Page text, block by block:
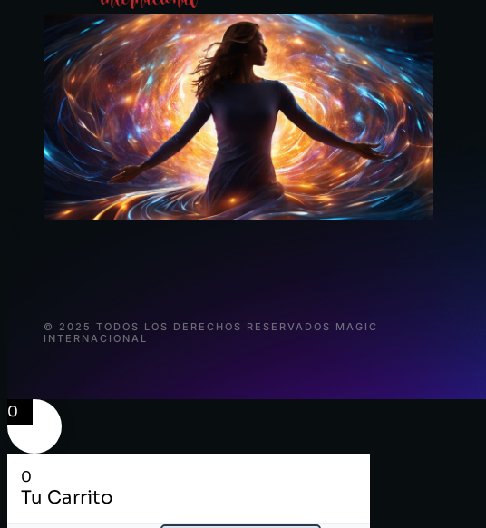
© 2025 TODOS LOS DERECHOS RESERVADOS MAGIC
INTERNACIONAL
0
0
Tu Carrito